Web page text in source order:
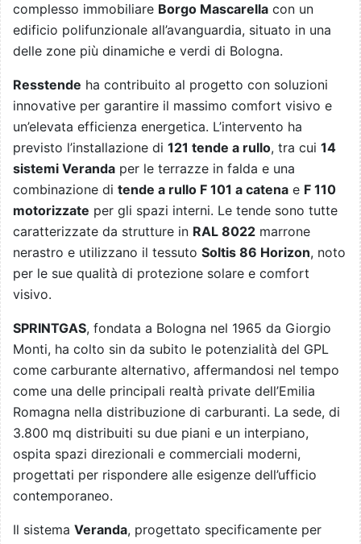
complesso immobiliare Borgo Mascarella con un
edificio polifunzionale all’avanguardia, situato in una
delle zone più dinamiche e verdi di Bologna.
Resstende ha contribuito al progetto con soluzioni
innovative per garantire il massimo comfort visivo e
un’elevata efficienza energetica. L’intervento ha
previsto l’installazione di 121 tende a rullo, tra cui 14
sistemi Veranda per le terrazze in falda e una
combinazione di tende a rullo F 101 a catena e F 110
motorizzate per gli spazi interni. Le tende sono tutte
caratterizzate da strutture in RAL 8022 marrone
nerastro e utilizzano il tessuto Soltis 86 Horizon, noto
per le sue qualità di protezione solare e comfort
visivo.
SPRINTGAS, fondata a Bologna nel 1965 da Giorgio
Monti, ha colto sin da subito le potenzialità del GPL
come carburante alternativo, affermandosi nel tempo
come una delle principali realtà private dell’Emilia
Romagna nella distribuzione di carburanti. La sede, di
3.800 mq distribuiti su due piani e un interpiano,
ospita spazi direzionali e commerciali moderni,
progettati per rispondere alle esigenze dell’ufficio
contemporaneo.
Il sistema Veranda, progettato specificamente per